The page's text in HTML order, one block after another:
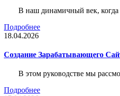
В наш динамичный век, когда
Подробнее
18.04.2026
Создание Зарабатывающего
В этом руководстве мы
Подробнее